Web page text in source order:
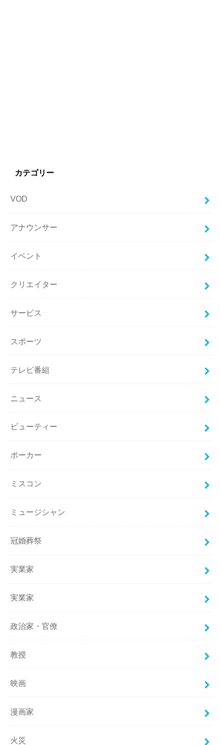
カテゴリー
VOD
アナウンサー
イベント
クリエイター
サービス
スポーツ
テレビ番組
ニュース
ビューティー
ポーカー
ミスコン
ミュージシャン
冠婚葬祭
実業家
実業家
政治家・官僚
教授
映画
漫画家
火災